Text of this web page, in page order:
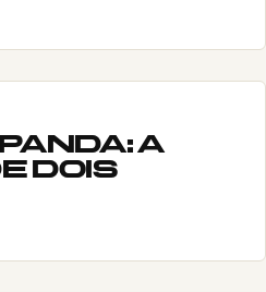
A
DOIS